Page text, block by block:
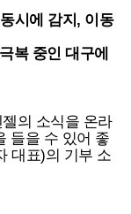
시에 감지, 이동
복 중인 대구에
의 소식을 온라
들을 수 있어 좋
대표)의 기부 소